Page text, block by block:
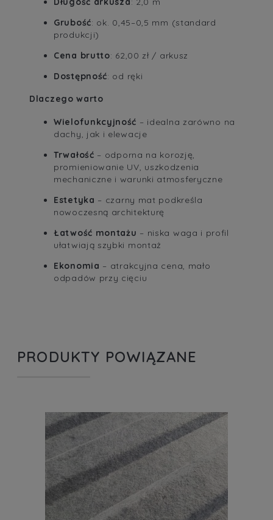
Grubość: ok. 0,45–0,5 mm (standard
produkcji)
Cena brutto: 62,00 zł / arkusz
Dostępność: od ręki
Dlaczego warto
Wielofunkcyjność – idealna zarówno na
dachy, jak i elewacje
Trwałość – odporna na korozję,
promieniowanie UV, uszkodzenia
mechaniczne i warunki atmosferyczne
Estetyka – czarny mat podkreśla
nowoczesną architekturę
Łatwość montażu – niska waga i profil
ułatwiają szybki montaż
Ekonomia – atrakcyjna cena, mało
odpadów przy cięciu
PRODUKTY POWIĄZANE